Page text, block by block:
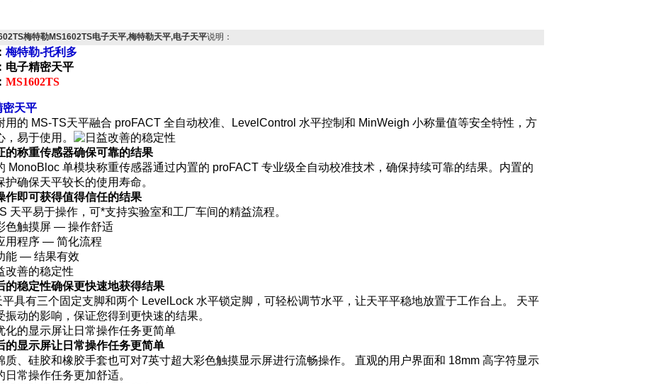
梅特勒MS1602TS电子天平,梅特勒天平,电子天平说明：
梅特勒-托利多
电子精密天平
MS1602TS
密天平
用的 MS-TS天平融合 proFACT 全自动校准、LevelControl 水平控制和 MinWeigh 小称量值等安全特性，方
，易于使用。
的称重传感器确保可靠的结果
MonoBloc 单模块称重传感器通过内置的 proFACT 专业级全自动校准技术，确保持续可靠的结果。内置的
护确保天平较长的使用寿命。
作即可获得值得信任的结果
天平易于操作，可*支持实验室和工厂车间的精益流程。
色触摸屏 — 操作舒适
用程序 — 简化流程
能 — 结果有效
的稳定性确保更快速地获得结果
平具有三个固定支脚和两个 LevelLock 水平锁定脚，可轻松调节水平，让天平平稳地放置于工作台上。 天平
振动的影响，保证您得到更快速的结果。
的显示屏让日常操作任务更简单
质、硅胶和橡胶手套也可对7英寸超大彩色触摸显示屏进行流畅操作。 直观的用户界面和 18mm 高字符显示
日常操作任务更加舒适。